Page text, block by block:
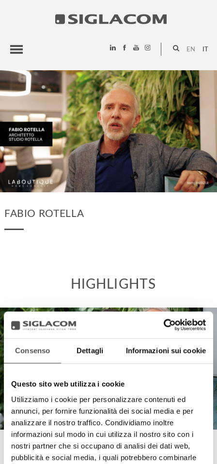
Consenso Dettagli Informazioni sui cookie
Questo sito web utilizza i cookie
Utilizziamo i cookie per personalizzare contenuti ed
annunci, per fornire funzionalità dei social media e per
analizzare il nostro traffico. Condividiamo inoltre
informazioni sul modo in cui utilizza il nostro sito con i
nostri partner che si occupano di analisi dei dati web,
pubblicità e social media, i quali potrebbero combinarle
EN
HIGHLIGHTS
PROGETTI
SIGLACOM
FABIO ROTELLA
HIGHLIGHTS
La Boutique
Thank You Video Design Week 2024